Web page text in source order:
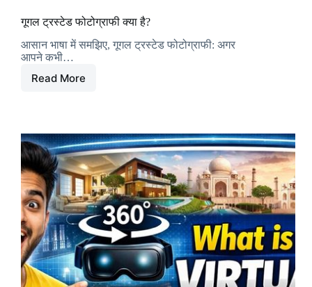
गूगल ट्रस्टेड फोटोग्राफी क्या है?
आसान भाषा में समझिए, गूगल ट्रस्टेड फोटोग्राफी: अगर
आपने कभी…
Read More